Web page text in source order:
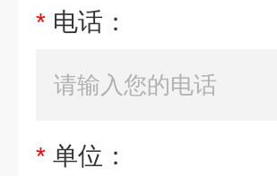
* 电话：
* 单位：